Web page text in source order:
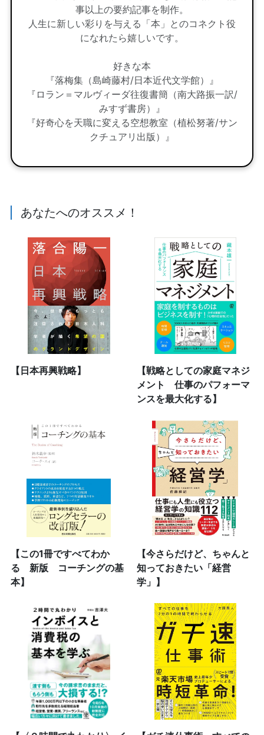
事以上の要約記事を制作。
人生に新しい彩りを与える「本」とのコネクト役
になれたら嬉しいです。
好きな本
『落梅集（島崎藤村/日本近代文学館）』
『ロラン＝マルヴィーダ往復書簡（南大路振一訳/
みすず書房）』
『好奇心を天職に変える空想教室（植松努著/サン
クチュアリ出版）』
あなたへのオススメ！
【日本再興戦略】
【戦略としての家庭マネジ
メント 仕事のパフォーマ
ンスを最大化する】
【この1冊ですべてわか
る 新版 コーチングの基
本】
【今さらだけど、ちゃんと
知っておきたい「経営
学」】